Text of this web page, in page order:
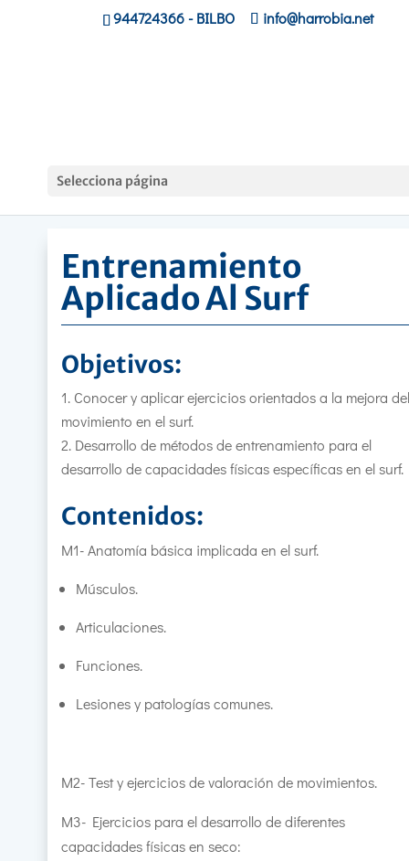
944724366- BILBO info@harrobia.net
Selecciona página
Trabajadoras»Entrenamiento Aplicado Al Surf
Entrenamiento
Aplicado Al Surf
Objetivos:
Conocer y aplicar ejercicios orientados a la mejora del
movimiento en el surf.
Desarrollo de métodos de entrenamiento para el
desarrollo de capacidades físicas específicas en el surf.
Contenidos:
M1- Anatomía básica implicada en el surf.
Músculos.
Articulaciones.
Funciones.
Lesiones y patologías comunes.
M2- Test y ejercicios de valoración de movimientos.
M3- Ejercicios para el desarrollo de diferentes
capacidades físicas en seco: